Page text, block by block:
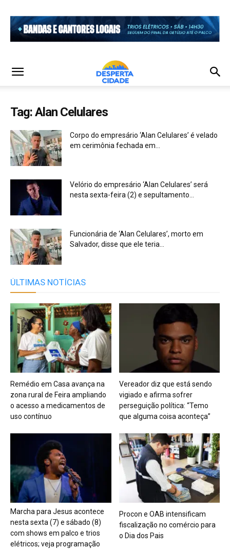
Tag: Alan Celulares
Corpo do empresário ‘Alan Celulares’ é velado
em cerimônia fechada em...
Velório do empresário ‘Alan Celulares’ será
nesta sexta-feira (2) e sepultamento...
Funcionária de ‘Alan Celulares’, morto em
Salvador, disse que ele teria...
ÚLTIMAS NOTÍCIAS
Remédio em Casa avança na
zona rural de Feira ampliando
o acesso a medicamentos de
uso contínuo
Vereador diz que está sendo
vigiado e afirma sofrer
perseguição política: “Temo
que alguma coisa aconteça”
Marcha para Jesus acontece
nesta sexta (7) e sábado (8)
com shows em palco e trios
elétricos; veja programação
Procon e OAB intensificam
fiscalização no comércio para
o Dia dos Pais